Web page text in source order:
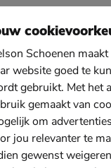
en kun je
schouderband
in zacht suède
Schoenen
website goed te
gebruikt. Met het
gemaakt van
om
jou relevanter te
gewenst